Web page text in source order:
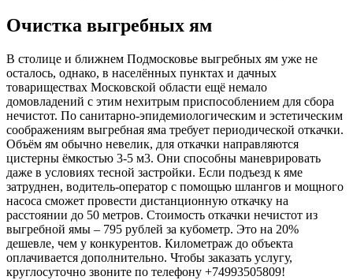
Очистка выгребных ям
В столице и ближнем Подмосковье выгребных ям уже не
осталось, однако, в населённых пунктах и дачных
товариществах Московской области ещё немало
домовладений с этим нехитрым приспособлением для сбора
нечистот. По санитарно-эпидемиологическим и эстетическим
соображениям выгребная яма требует периодической откачки.
Объём ям обычно невелик, для откачки направляются
цистерны ёмкостью 3-5 м3. Они способны маневрировать
даже в условиях тесной застройки. Если подъезд к яме
затруднен, водитель-оператор с помощью шлангов и мощного
насоса сможет провести дистанционную откачку на
расстоянии до 50 метров. Стоимость откачки нечистот из
выгребной ямы – 795 рублей за кубометр. Это на 20%
дешевле, чем у конкурентов. Километраж до объекта
оплачивается дополнительно. Чтобы заказать услугу,
круглосуточно звоните по телефону +74993505809!